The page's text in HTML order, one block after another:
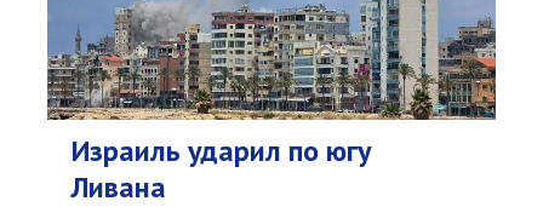
Израиль ударил по югу
Ливана